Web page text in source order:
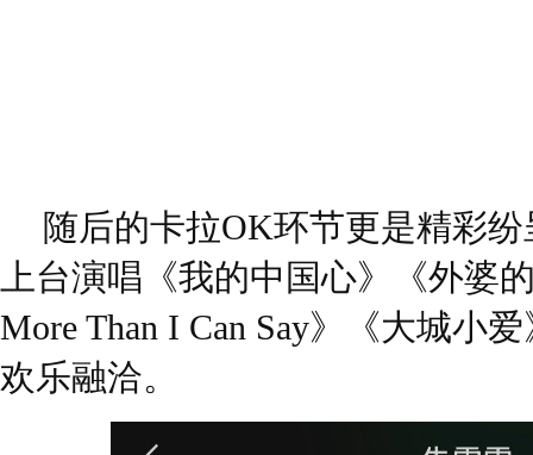
随后的卡拉OK环节更是精彩
上台演唱《我的中国心》《外婆
More Than I Can Say》《大城小
欢乐融洽。